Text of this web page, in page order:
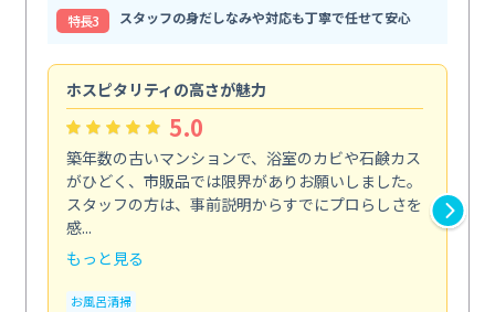
特⻑3
スタッフの身だしなみや対応も丁寧で任せて安心
ホスピタリティの高さが魅力
5.0
築年数の古いマンションで、浴室のカビや石鹸カス
がひどく、市販品では限界がありお願いしました。
スタッフの方は、事前説明からすでにプロらしさを
感...
もっと見る
お風呂清掃